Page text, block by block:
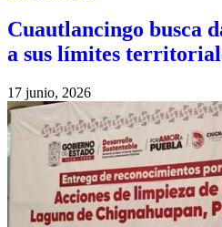
Cuautlancingo busca
a sus límites
17 junio, 2026